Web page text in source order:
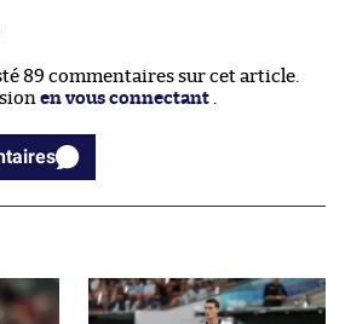
89 commentaires sur cet article.
en vous connectant